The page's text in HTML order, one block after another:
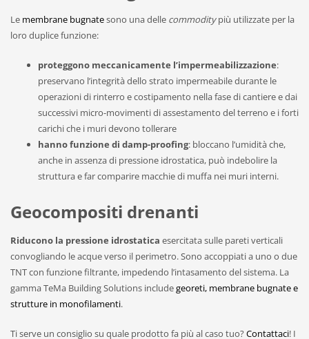
Le membrane bugnatesono una delle commoditypiù utilizzate per la
loro duplice funzione:
proteggono meccanicamente l’impermeabilizzazione:
preservano l’integrità dello strato impermeabile durante le
operazioni di rinterro e costipamento nella fase di cantiere e dai
successivi micro-movimenti di assestamento del terreno e i forti
carichi che i muri devono tollerare
hanno funzione di damp-proofing: bloccano l’umidità che,
anche in assenza di pressione idrostatica, può indebolire la
struttura e far comparire macchie di muffa nei muri interni.
Geocompositi drenanti
Riducono la pressione idrostatica esercitata sulle pareti verticali
convogliando le acque verso il perimetro. Sono accoppiati a uno o due
TNT con funzione filtrante, impedendo l’intasamento del sistema. La
gamma TeMa Building Solutions includegeoreti, membrane bugnate e
strutture in monofilamenti.
Ti serve un consiglio su quale prodotto fa più al caso tuo?Contattaci! I